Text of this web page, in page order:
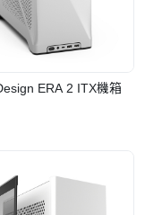
ERA 2 ITX機箱